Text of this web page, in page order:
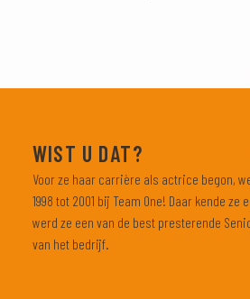
WIST U DAT?
Voor ze haar carrière als actrice begon,
1998 tot 2001 bij Team One! Daar kende
werd ze een van de best presterende
van het bedrijf.